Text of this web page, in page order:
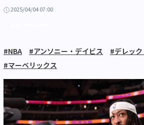
2025/04/04 07:00
#NBA #アンソニー・デイビス
#デレッ
#マーベリックス